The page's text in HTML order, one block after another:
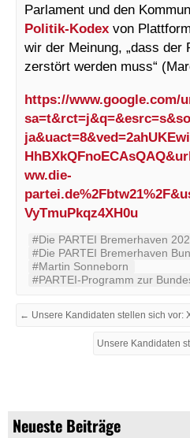
Neueste Beiträge
Parlament und den
Politik-Kodex von
wir der Meinung, „dass der
zerstört werden muss“
https://www.google.com/
ww.die-
VyTmuPkqz4XH0u
#Die PARTEI Bremerhaven
#Die PARTEI Bremerhaven
#Martin Sonneborn
#PARTEI-Programm zur